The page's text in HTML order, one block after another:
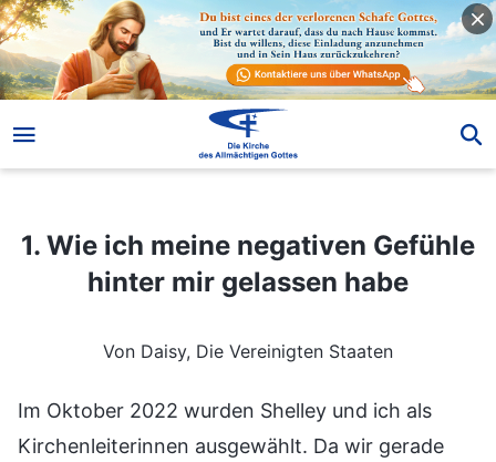
1. Wie ich meine negativen Gefühle
hinter mir gelassen habe
Von Daisy, Die Vereinigten Staaten
Im Oktober 2022 wurden Shelley und ich als
Kirchenleiterinnen ausgewählt. Da wir gerade